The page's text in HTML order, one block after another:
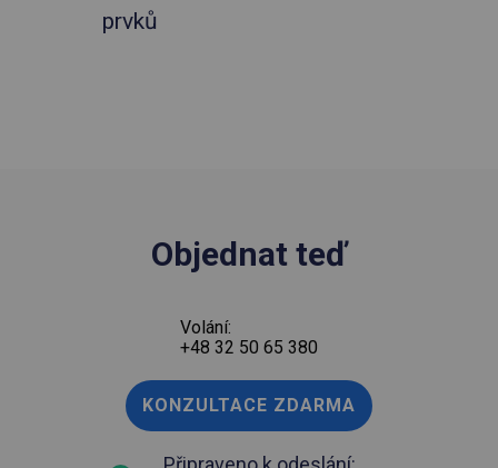
prvků
Objednat teď
Volání:
+48 32 50 65 380
KONZULTACE ZDARMA